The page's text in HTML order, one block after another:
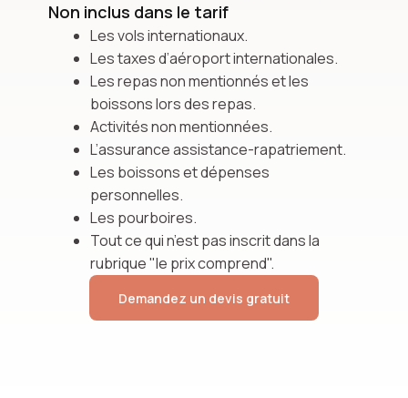
Non inclus dans le tarif
Les vols internationaux.
Les taxes d’aéroport internationales.
Les repas non mentionnés et les
boissons lors des repas.
Activités non mentionnées.
L’assurance assistance-rapatriement.
Les boissons et dépenses
personnelles.
Les pourboires.
Tout ce qui n’est pas inscrit dans la
rubrique "le prix comprend".
Demandez un devis gratuit